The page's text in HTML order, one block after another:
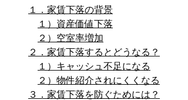
１．家賃下落の背景
１）資産価値下落
２）空室率増加
２．家賃下落するとどうなる？
１）キャッシュ不足になる
２）物件紹介されにくくなる
３．家賃下落を防ぐためには？